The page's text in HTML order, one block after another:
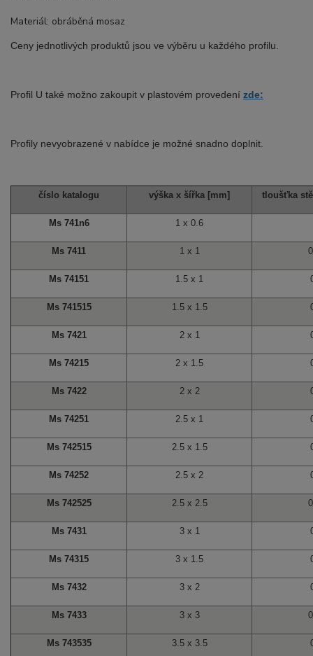
Materiál: obráběná mosaz
Ceny jednotlivých produktů jsou ve výběru u každého profilu.
Profil U také možno zakoupit v plastovém provedení zde:
Profily nevyobrazené v nabídce je možné snadno doplnit.
číslo katalogu výška x šířka [mm] tloušťka
Ms 741n6 1 x 0.6
Ms 7411 1 x 1
Ms 74151 1.5 x 1
Ms 741515 1.5 x 1.5
Ms 7421 2 x 1
Ms 74215 2 x 1.5
Ms 7422 2 x 2
Ms 74251 2.5 x 1
Ms 742515 2.5 x 1.5
Ms 74252 2.5 x 2
Ms 742525 2.5 x 2.5
Ms 7431 3 x 1
Ms 74315 3 x 1.5
Ms 7432 3 x 2
Ms 7433 3 x 3
Ms 743535 3.5 x 3.5